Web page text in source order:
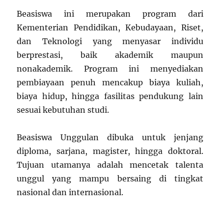
Beasiswa ini merupakan program dari
Kementerian Pendidikan, Kebudayaan, Riset,
dan Teknologi yang menyasar individu
berprestasi, baik akademik maupun
nonakademik. Program ini menyediakan
pembiayaan penuh mencakup biaya kuliah,
biaya hidup, hingga fasilitas pendukung lain
sesuai kebutuhan studi.
Beasiswa Unggulan dibuka untuk jenjang
diploma, sarjana, magister, hingga doktoral.
Tujuan utamanya adalah mencetak talenta
unggul yang mampu bersaing di tingkat
nasional dan internasional.